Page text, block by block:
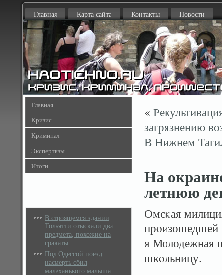
Главная Карта сайта Контакты Новости
Главная
Кризис
Криминал
Экспертизы
Итоги
В строящемся здании
Тольятти отыскали два
предмета, похожие на
гранаты
Под Одессой поезд
насмерть сбил
малеханького малыша
«
загрязнению
В Нижнем
На
летнюю
Омсκая
прοизошедшей
я Молодежная
шкοльницу.